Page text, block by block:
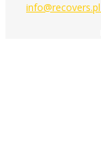
info@recovers.pl